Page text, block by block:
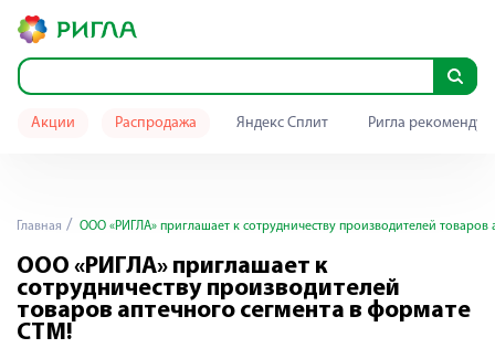
Акции Распродажа Яндекс Сплит Ригла
Главная ООО «РИГЛА» приглашает к сотрудничеству производителей
ООО «РИГЛА» приглашает к
сотрудничеству производителей
товаров аптечного сегмента в формате
СТМ!